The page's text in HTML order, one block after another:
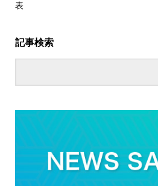
表
記事検索